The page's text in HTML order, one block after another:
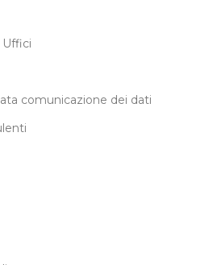
comunicazione dei dati